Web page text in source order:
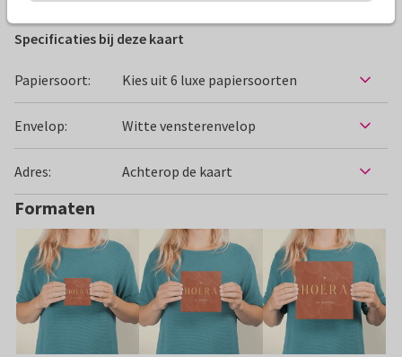
Specificaties bij deze kaart
Papiersoort: Kies uit 6 luxe papiersoorten
Envelop: Witte vensterenvelop
Adres: Achterop de kaart
Formaten